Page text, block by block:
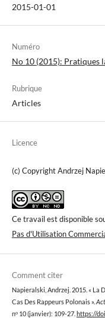
2015-01-01
Numéro
No 10 (2015): Pratiques
Rubrique
Articles
Licence
(c) Copyright Andrzej
Ce travail est disponible
Pas d'Utilisation
Comment citer
Napieralski, Andrzej. 2015. « La
Cas Des Rappeurs Polonais ».
nᵒ 10 (janvier): 109-27. https://